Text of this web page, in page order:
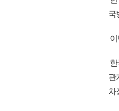
국
관
차